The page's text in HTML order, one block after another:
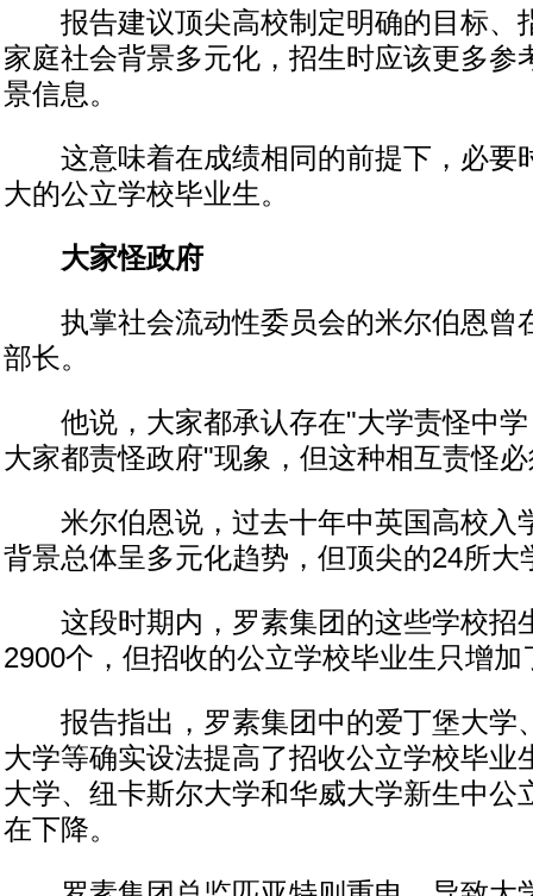
报告建议顶尖高校制定明确的目标、
家庭社会背景多元化，招生时应该更多参
景信息。
这意味着在成绩相同的前提下，必要
大的公立学校毕业生。
大家怪政府
执掌社会流动性委员会的米尔伯恩曾
部长。
他说，大家都承认存在"大学责怪中学
大家都责怪政府"现象，但这种相互责怪
米尔伯恩说，过去十年中英国高校入
背景总体呈多元化趋势，但顶尖的24所大
这段时期内，罗素集团的这些学校招
2900个，但招收的公立学校毕业生只增加
报告指出，罗素集团中的爱丁堡大学
大学等确实设法提高了招收公立学校毕业
大学、纽卡斯尔大学和华威大学新生中公
在下降。